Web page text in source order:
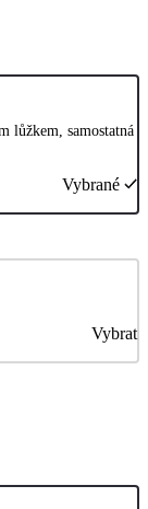
lůžkem, samostatná
Vybrané
Vybrat